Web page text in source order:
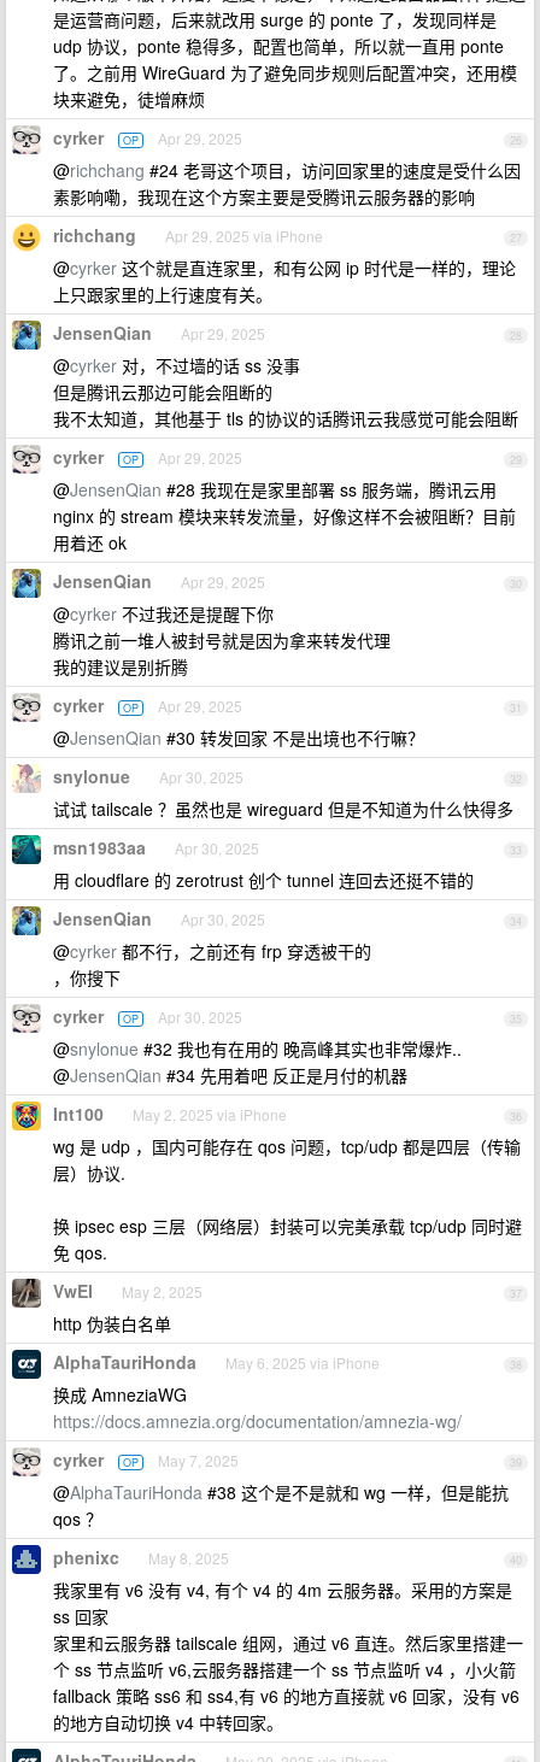
是运营商问题，后来就改用 surge 的 ponte 了，发现同样是
udp 协议，ponte 稳得多，配置也简单，所以就一直用 ponte
了。之前用 WireGuard 为了避免同步规则后配置冲突，还用模
块来避免，徒增麻烦
26
cyrker OP Apr 29, 2025
@richchang #24 老哥这个项目，访问回家里的速度是受什么因
素影响嘞，我现在这个方案主要是受腾讯云服务器的影响
27
richchang Apr 29, 2025 via iPhone
@cyrker 这个就是直连家里，和有公网 ip 时代是一样的，理论
上只跟家里的上行速度有关。
28
JensenQian Apr 29, 2025
@cyrker 对，不过墙的话 ss 没事
但是腾讯云那边可能会阻断的
我不太知道，其他基于 tls 的协议的话腾讯云我感觉可能会阻断
29
cyrker OP Apr 29, 2025
@JensenQian #28 我现在是家里部署 ss 服务端，腾讯云用
nginx 的 stream 模块来转发流量，好像这样不会被阻断？目前
用着还 ok
30
JensenQian Apr 29, 2025
@cyrker 不过我还是提醒下你
腾讯之前一堆人被封号就是因为拿来转发代理
我的建议是别折腾
31
cyrker OP Apr 29, 2025
@JensenQian #30 转发回家 不是出境也不行嘛？
32
snylonue Apr 30, 2025
试试 tailscale ？虽然也是 wireguard 但是不知道为什么快得多
33
msn1983aa Apr 30, 2025
用 cloudflare 的 zerotrust 创个 tunnel 连回去还挺不错的
34
JensenQian Apr 30, 2025
@cyrker 都不行，之前还有 frp 穿透被干的
，你搜下
35
cyrker OP Apr 30, 2025
@snylonue #32 我也有在用的 晚高峰其实也非常爆炸..
@JensenQian #34 先用着吧 反正是月付的机器
36
Int100 May 2, 2025 via iPhone
wg 是 udp ，国内可能存在 qos 问题，tcp/udp 都是四层（传输
层）协议.
换 ipsec esp 三层（网络层）封装可以完美承载 tcp/udp 同时避
免 qos.
37
VwEI May 2, 2025
http 伪装白名单
38
AlphaTauriHonda May 6, 2025 via iPhone
换成 AmneziaWG
https://docs.amnezia.org/documentation/amnezia-wg/
39
cyrker OP May 7, 2025
@AlphaTauriHonda #38 这个是不是就和 wg 一样，但是能抗
qos ？
40
phenixc May 8, 2025
我家里有 v6 没有 v4, 有个 v4 的 4m 云服务器。采用的方案是
ss 回家
家里和云服务器 tailscale 组网，通过 v6 直连。然后家里搭建一
个 ss 节点监听 v6,云服务器搭建一个 ss 节点监听 v4 ，小火箭
fallback 策略 ss6 和 ss4,有 v6 的地方直接就 v6 回家，没有 v6
的地方自动切换 v4 中转回家。